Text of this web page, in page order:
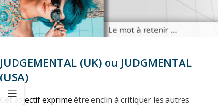
JUDGEMENTAL (UK) ou JUDGMENTAL
(USA)
Cet adjectif exprime être enclin à critiquer les autres